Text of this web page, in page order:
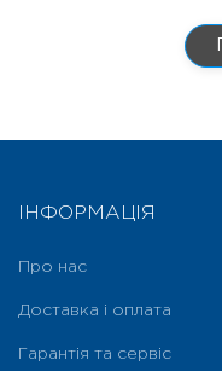
ІНФОРМАЦІЯ
Про нас
Доставка і оплата
Гарантія та сервіс